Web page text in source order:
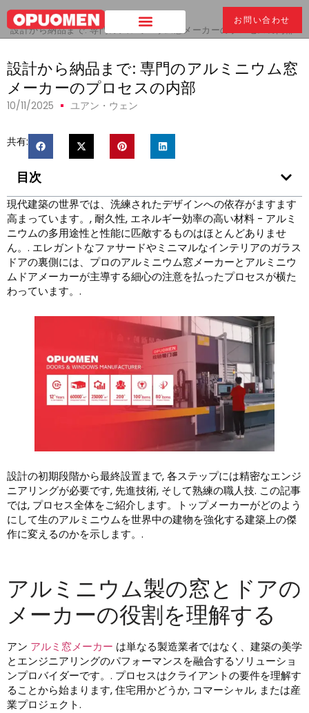
お問い合わせ
家 >
設計から納品まで: 専門のアルミニウム窓メーカーのプロセスの内部
設計から納品まで: 専門のアルミニウム窓
メーカーのプロセスの内部
10/11/2025 ユアン・ウェン
共有:
目次
現代建築の世界では、洗練されたデザインへの依存がますます
高まっています。, 耐久性, エネルギー効率の高い材料 - アルミ
ニウムの多用途性と性能に匹敵するものはほとんどありませ
ん。. エレガントなファサードやミニマルなインテリアのガラス
ドアの裏側には、プロのアルミニウム窓メーカーとアルミニウ
ムドアメーカーが主導する細心の注意を払ったプロセスが横た
わっています。.
設計の初期段階から最終設置まで, 各ステップには精密なエンジ
ニアリングが必要です, 先進技術, そして熟練の職人技. この記事
では, プロセス全体をご紹介します。トップメーカーがどのよう
にして生のアルミニウムを世界中の建物を強化する建築上の傑
作に変えるのかを示します。.
アルミニウム製の窓とドアの
メーカーの役割を理解する
アン アルミ窓メーカー は単なる製造業者ではなく、建築の美学
とエンジニアリングのパフォーマンスを融合するソリューショ
ンプロバイダーです。. プロセスはクライアントの要件を理解す
ることから始まります, 住宅用かどうか, コマーシャル, または産
業プロジェクト.